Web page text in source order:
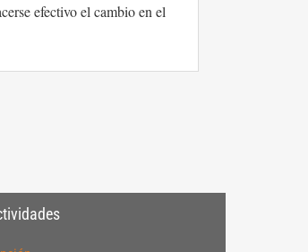
efectivo el cambio en el